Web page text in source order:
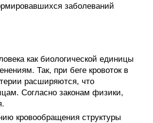
заболеваний
как биологической единицы
Так, при беге кровоток в
расширяются, что
Согласно законам физики,
кровообращения структуры